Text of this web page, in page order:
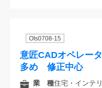
OIs0708-15
意匠CADオペレー
多め 修正中心
業 種住宅・インテ